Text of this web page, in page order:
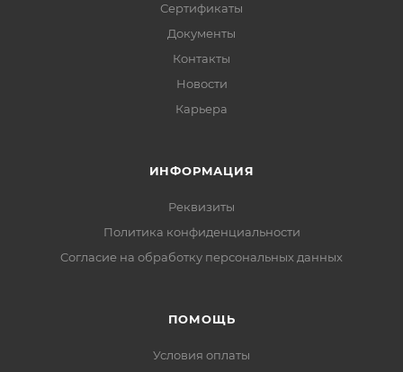
Сертификаты
Документы
Контакты
Новости
Карьера
ИНФОРМАЦИЯ
Реквизиты
Политика конфиденциальности
Cогласие на обработку персональных данных
ПОМОЩЬ
Условия оплаты